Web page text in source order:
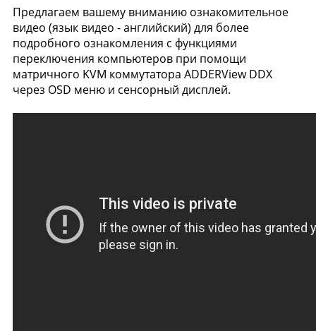
Предлагаем вашему вниманию ознакомительное
видео (язык видео - английский) для более
подробного ознакомления с функциями
переключения компьютеров при помощи
матричного KVM коммутатора ADDERView DDX
через OSD меню и сенсорный дисплей.